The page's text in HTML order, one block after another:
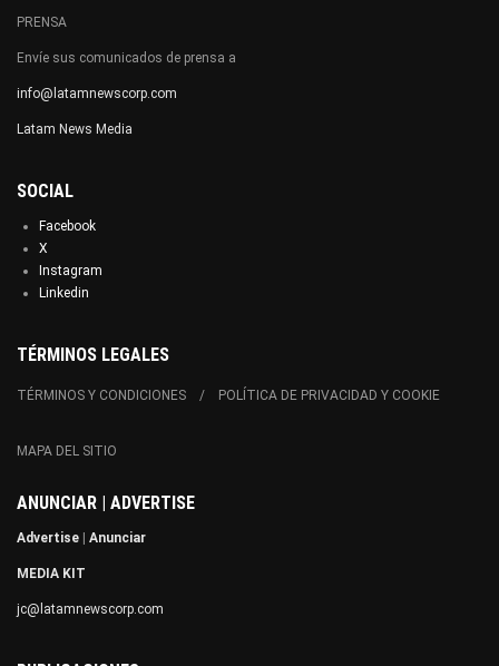
PRENSA
Envíe sus comunicados de prensa a
info@latamnewscorp.com
Latam News Media
SOCIAL
Facebook
X
Instagram
Linkedin
TÉRMINOS LEGALES
TÉRMINOS Y CONDICIONES POLÍTICA DE PRIVACIDAD Y COOKIE
MAPA DEL SITIO
ANUNCIAR | ADVERTISE
Advertise Anunciar
MEDIA KIT
jc@latamnewscorp.com